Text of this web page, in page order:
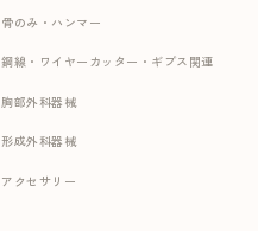
骨のみ・ハンマー
鋼線・ワイヤーカッター・ギプス関連
胸部外科器械
形成外科器械
アクセサリー